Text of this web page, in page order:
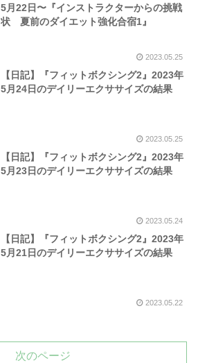
5月22日〜『インストラクターからの挑戦
状 夏前のダイエット強化合宿1』
2023.05.25
【日記】『フィットボクシング2』2023年
5月24日のデイリーエクササイズの結果
2023.05.25
【日記】『フィットボクシング2』2023年
5月23日のデイリーエクササイズの結果
2023.05.24
【日記】『フィットボクシング2』2023年
5月21日のデイリーエクササイズの結果
2023.05.22
次のページ